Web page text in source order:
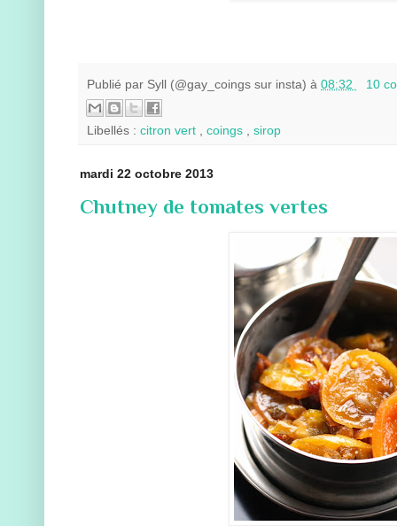
Publié par Syll (@gay_coings sur insta) à 08:32 10
Libellés : citron vert coings sirop
mardi 22 octobre 2013
Chutney de tomates vertes